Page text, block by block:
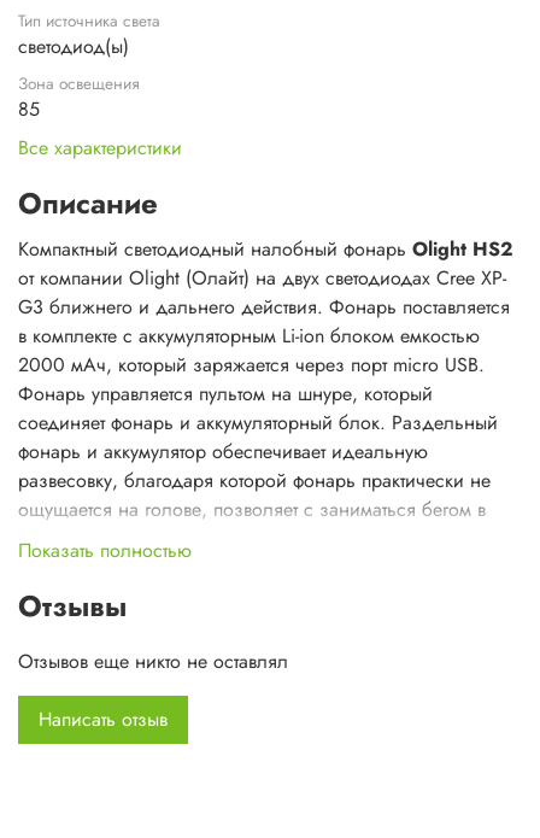
Тип источника света
светодиод(ы)
Зона освещения
85
Все характеристики
Описание
Компактный светодиодный налобный фонарь Olight HS2
от компании Olight (Олайт) на двух светодиодах Cree XP-
G3 ближнего и дальнего действия. Фонарь поставляется
в комплекте с аккумуляторным Li-ion блоком емкостью
2000 мАч, который заряжается через порт micro USB.
Фонарь управляется пультом на шнуре, который
соединяет фонарь и аккумуляторный блок. Раздельный
фонарь и аккумулятор обеспечивает идеальную
развесовку, благодаря которой фонарь практически не
ощущается на голове, позволяет с заниматься бегом в
темное время суток, поездками на лыжах и другими
видами спорта.
&nbsp;
&nbsp; &nbsp; &nbsp; &nbsp; &nbsp; &nbsp;Световая
головка фонаря HS2 обладает очень маленьким
размером и весом, что позволяет удобно использовать
его и не зацеплять его в стесненных условиях работы.
Показать полностью
Отзывы
Отзывов еще никто не оставлял
Написать отзыв